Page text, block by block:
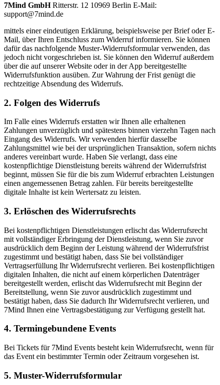
7Mind GmbHRitterstr. 12 10969 Berlin E-Mail:
support@7mind.de
mittels einer eindeutigen Erklärung, beispielsweise per Brief oder E-
Mail, über Ihren Entschluss zum Widerruf informieren. Sie können
dafür das nachfolgende Muster-Widerrufsformular verwenden, das
jedoch nicht vorgeschrieben ist. Sie können den Widerruf außerdem
über die auf unserer Website oder in der App bereitgestellte
Widerrufsfunktion ausüben. Zur Wahrung der Frist genügt die
rechtzeitige Absendung des Widerrufs.
2. Folgen des Widerrufs
Im Falle eines Widerrufs erstatten wir Ihnen alle erhaltenen
Zahlungen unverzüglich und spätestens binnen vierzehn Tagen nach
Eingang des Widerrufs. Wir verwenden hierfür dasselbe
Zahlungsmittel wie bei der ursprünglichen Transaktion, sofern nichts
anderes vereinbart wurde. Haben Sie verlangt, dass eine
kostenpflichtige Dienstleistung bereits während der Widerrufsfrist
beginnt, müssen Sie für die bis zum Widerruf erbrachten Leistungen
einen angemessenen Betrag zahlen. Für bereits bereitgestellte
digitale Inhalte ist kein Wertersatz zu leisten.
3. Erlöschen des Widerrufsrechts
Bei kostenpflichtigen Dienstleistungen erlischt das Widerrufsrecht
mit vollständiger Erbringung der Dienstleistung, wenn Sie zuvor
ausdrücklich dem Beginn der Leistung während der Widerrufsfrist
zugestimmt und bestätigt haben, dass Sie bei vollständiger
Vertragserfüllung Ihr Widerrufsrecht verlieren. Bei kostenpflichtigen
digitalen Inhalten, die nicht auf einem körperlichen Datenträger
bereitgestellt werden, erlischt das Widerrufsrecht mit Beginn der
Bereitstellung, wenn Sie zuvor ausdrücklich zugestimmt und
bestätigt haben, dass Sie dadurch Ihr Widerrufsrecht verlieren, und
7Mind Ihnen eine Vertragsbestätigung zur Verfügung gestellt hat.
4. Termingebundene Events
Bei Tickets für 7Mind Events besteht kein Widerrufsrecht, wenn für
das Event ein bestimmter Termin oder Zeitraum vorgesehen ist.
5. Muster-Widerrufsformular